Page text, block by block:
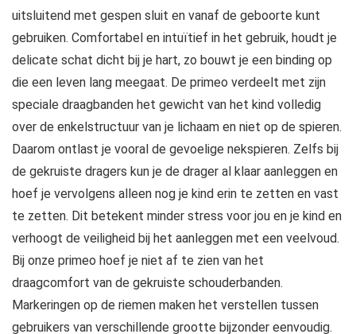
uitsluitend met gespen sluit en vanaf de geboorte kunt
gebruiken. Comfortabel en intuïtief in het gebruik, houdt je
delicate schat dicht bij je hart, zo bouwt je een binding op
die een leven lang meegaat. De primeo verdeelt met zijn
speciale draagbanden het gewicht van het kind volledig
over de enkelstructuur van je lichaam en niet op de spieren.
Daarom ontlast je vooral de gevoelige nekspieren. Zelfs bij
de gekruiste dragers kun je de drager al klaar aanleggen en
hoef je vervolgens alleen nog je kind erin te zetten en vast
te zetten. Dit betekent minder stress voor jou en je kind en
verhoogt de veiligheid bij het aanleggen met een veelvoud.
Bij onze primeo hoef je niet af te zien van het
draagcomfort van de gekruiste schouderbanden.
Markeringen op de riemen maken het verstellen tussen
gebruikers van verschillende grootte bijzonder eenvoudig.